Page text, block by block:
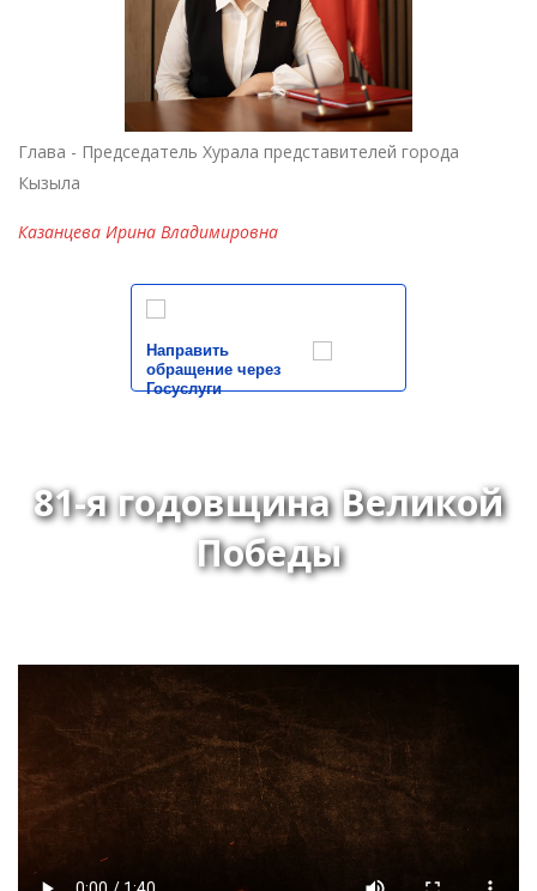
Глава - Председатель Хурала представителей города
Кызыла
Казанцева Ирина Владимировна
Направить
обращение через
Госуслуги
81-я годовщина Великой
Победы